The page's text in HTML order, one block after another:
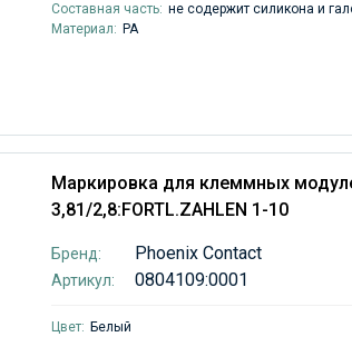
Составная часть: не содержит силикона и
Материал: PA
Маркировка для клеммных
3,81/2,8:FORTL.ZAHLEN 1-10
Бренд: Phoenix Contact
Артикул: 0804109:0001
Цвет: Белый